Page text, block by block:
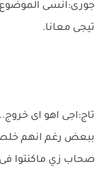
جورى:انسى الموضوع..
تيجى معانا.
تاج:اجى اهو اى
ببعض رغم انهم
صحاب زي ماكنتوا